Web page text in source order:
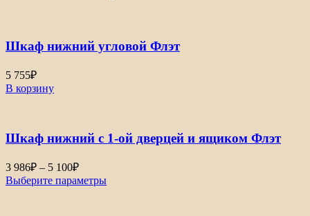
Шкаф нижний угловой Флэт
5 755₽
В корзину
Шкаф нижний с 1-ой дверцей и ящиком Флэт
3 986₽ – 5 100₽Диапазон
цен:
3
Выберите параметры